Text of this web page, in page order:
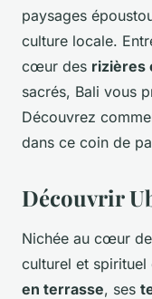
paysages
culture locale.
cœur des rizières
sacrés, Bali vous
Découvrez
dans ce coin de
Découvrir
Nichée au cœur de
culturel et spirituel
en terrasse, ses